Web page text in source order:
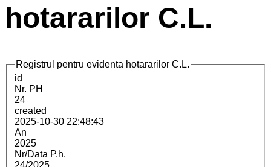
hotararilor C.L.
Registrul pentru evidenta hotararilor C.L.
id
Nr. PH
24
created
2025-10-30 22:48:43
An
2025
Nr/Data P.h.